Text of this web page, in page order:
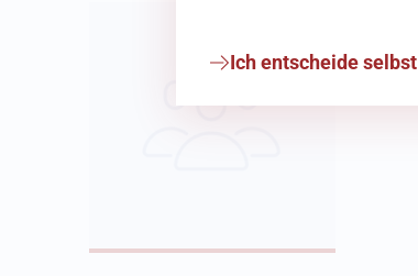
Ich entscheide selbst